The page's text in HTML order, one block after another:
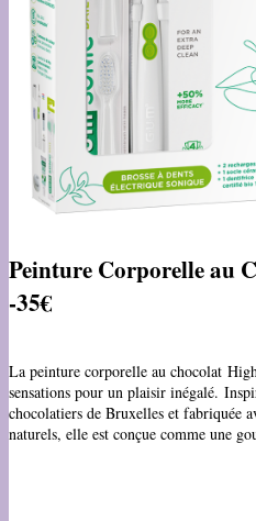
Peinture Corporelle au
-35€
La peinture corporelle au chocolat
sensations pour un plaisir inégalé.
chocolatiers de Bruxelles et fabriquée
naturels, elle est conçue comme une